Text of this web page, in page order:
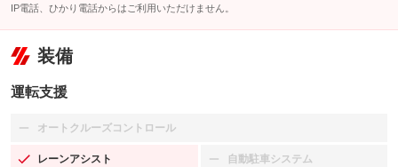
IP電話、ひかり電話からはご利用いただけません。
装備
運転支援
オートクルーズコントロール
：装備なし
レーンアシスト
：装備あり 自動駐車システム
：装備なし